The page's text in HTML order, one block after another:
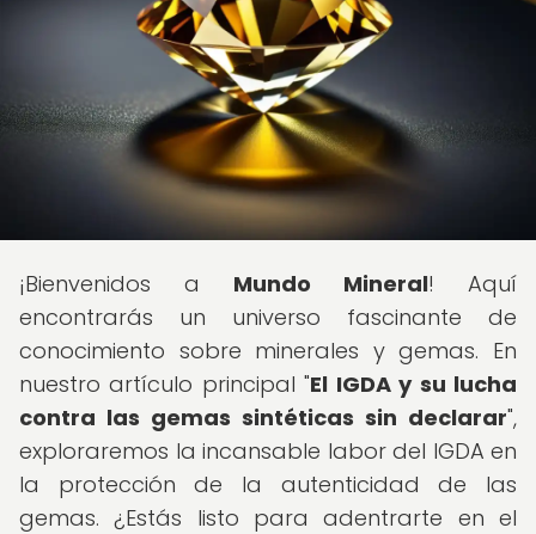
¡Bienvenidos a Mundo Mineral! Aquí
encontrarás un universo fascinante de
conocimiento sobre minerales y gemas. En
nuestro artículo principal "El IGDA y su lucha
contra las gemas sintéticas sin declarar",
exploraremos la incansable labor del IGDA en
la protección de la autenticidad de las
gemas. ¿Estás listo para adentrarte en el